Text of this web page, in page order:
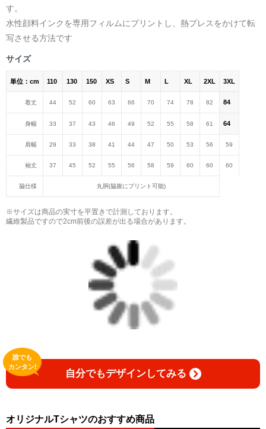
す。
水性顔料インクを専用フィルムにプリントし、熱プレスをかけて転
写させる方法です
サイズ
単位：cm 110 130 150 XS S M L XL 2XL 3XL
着丈 44 52 60 63 66 70 74 78 82 84
身幅 33 37 43 46 49 52 55 58 61 64
肩幅 29 33 38 41 44 47 50 53 56 59
袖丈 37 45 52 55 56 58 59 60 60 60
脇仕様 丸胴(脇腹にプリント可能)
※サイズは商品の実寸を平置きで計測しております。
繊維製品ですので2cm前後の誤差が出る場合があります。
自分でもデザインしてみる
誰でも
カンタン!
オリジナルTシャツのおすすめ商品